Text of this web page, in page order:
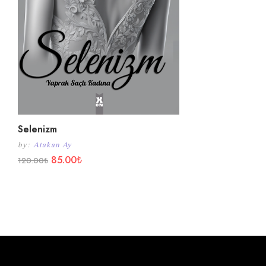
Selenizm
by: Atakan Ay
120.00₺ 85.00₺